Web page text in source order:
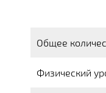
Общее
Физический